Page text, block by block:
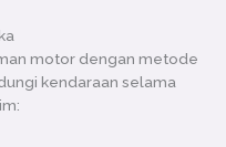
motor dengan metode
kendaraan selama